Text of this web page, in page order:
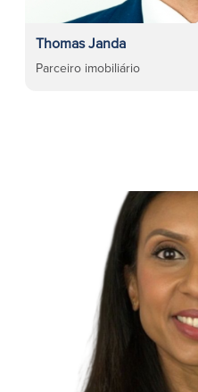
Thomas Janda
Parceiro imobiliário